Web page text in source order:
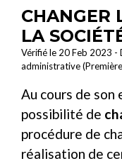
CHANGER
LA
Vérifié le 20 Feb 2023
administrative
Au cours de son
possibilité de
procédure de
réalisation de